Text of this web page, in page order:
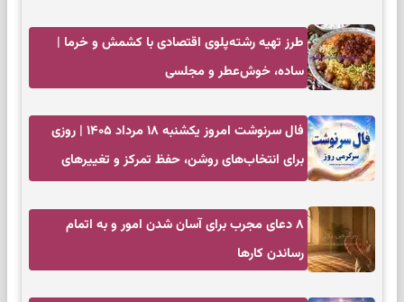
طرز تهیه رشته‌پلوی اقتصادی با کشمش و خرما |
ساده، خوش‌عطر و مجلسی
فال سرنوشت امروز یکشنبه ۱۸ مرداد ۱۴۰۵ | روزی
برای انتخاب‌های روشن، حفظ تمرکز و تغییرهای
۸ دعای مجرب برای آسان شدن امور و به اتمام
رساندن کار‌ها